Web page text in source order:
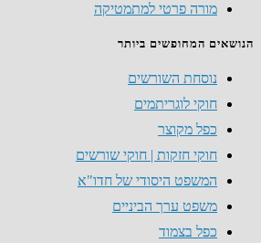
מורה פרטי למתמטיקה
הנושאים המחופשים ביותר
נוסחת השורשים
חוקי לוגריתמים
כפל מקוצר
חוקי חזקות | חוקי שורשים
המשפט היסודי של חדו"א
משפט ערך הביניים
כפל בצמוד